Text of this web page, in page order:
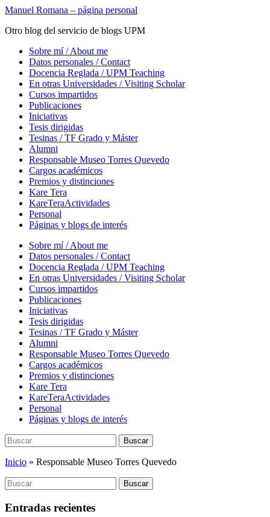
Saltar
contenido
Manuel Romana – página personal
Otro blog del servicio de blogs UPM
Alternar
menú
móvil
Sobre mí / About me
Datos personales / Contact
Docencia Reglada / UPM Teaching
En otras Universidades / Visiting Scholar
Cursos impartidos
Publicaciones
Iniciativas
Tesis dirigidas
Tesinas / TF Grado y Máster
Alumni
Responsable Museo Torres Quevedo
Cargos académicos
Premios y distinciones
Kare Tera
KareTeraActividades
Personal
Páginas y blogs de interés
Sobre mí / About me
Datos personales / Contact
Docencia Reglada / UPM Teaching
En otras Universidades / Visiting Scholar
Cursos impartidos
Publicaciones
Iniciativas
Tesis dirigidas
Tesinas / TF Grado y Máster
Alumni
Responsable Museo Torres Quevedo
Cargos académicos
Premios y distinciones
Kare Tera
KareTeraActividades
Personal
Páginas y blogs de interés
Buscar:
Buscar
Inicio » Responsable Museo Torres Quevedo
Buscar:
Buscar
Entradas recientes